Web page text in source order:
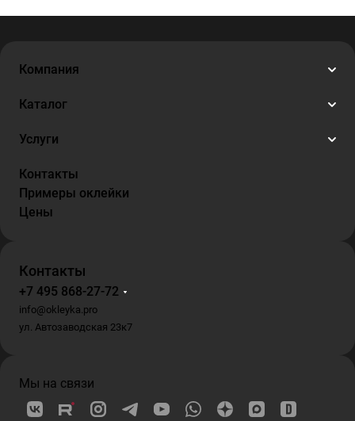
Компания
Каталог
Услуги
Контакты
Примеры оклейки
Цены
Контакты
+7 495 868-27-72
info@okleyka.pro
ул. Автозаводская 23к7
Мы на связи